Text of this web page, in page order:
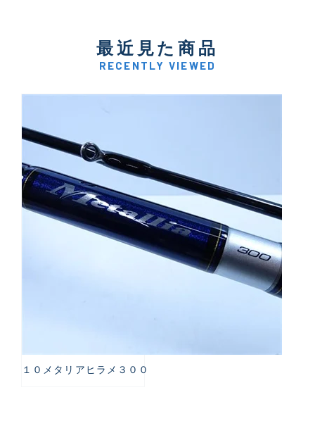
最近見た商品
RECENTLY VIEWED
１０メタリアヒラメ３００